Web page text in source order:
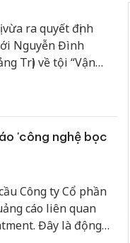
ra quyết định
Nguyễn Đình
Trị) về tội “Vận
'công nghệ bọc
Công ty Cổ phần
cáo liên quan
Đây là động
Công an Thanh Hóa
Thanh Hóa: Tìm bị
Moyuum giả
An Giang: Đối tượng
chủ mưu đường dây